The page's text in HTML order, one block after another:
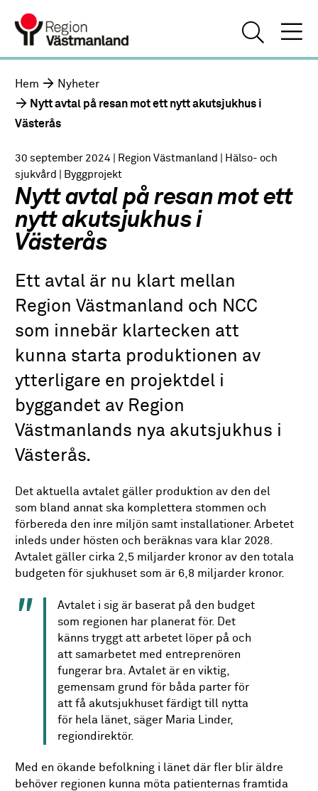
Hem
Nyheter
Nytt avtal på resan mot ett nytt akutsjukhus i
Västerås
30 september 2024 | Region Västmanland
| Hälso- och
sjukvård
| Byggprojekt
Nytt avtal på resan mot ett
nytt akutsjukhus i
Västerås
Ett avtal är nu klart mellan
Region Västmanland och NCC
som innebär klartecken att
kunna starta produktionen av
ytterligare en projektdel i
byggandet av Region
Västmanlands nya akutsjukhus i
Västerås.
Det aktuella avtalet gäller produktion av den del
som bland annat ska komplettera stommen och
förbereda den inre miljön samt installationer. Arbetet
inleds under hösten och beräknas vara klar 2028.
Avtalet gäller cirka 2,5 miljarder kronor av den totala
budgeten för sjukhuset som är 6,8 miljarder kronor.
Avtalet i sig är baserat på den budget
som regionen har planerat för. Det
känns tryggt att arbetet löper på och
att samarbetet med entreprenören
fungerar bra. Avtalet är en viktig,
gemensam grund för båda parter för
att få akutsjukhuset färdigt till nytta
för hela länet, säger Maria Linder,
regiondirektör.
Med en ökande befolkning i länet där fler blir äldre
behöver regionen kunna möta patienternas framtida